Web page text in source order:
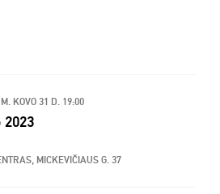
KOVO 31 D. 19:00
MICKEVIČIAUS G. 37